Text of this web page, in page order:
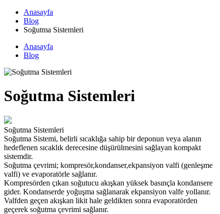
Anasayfa
Blog
Soğutma Sistemleri
Anasayfa
Blog
Soğutma Sistemleri
Soğutma Sistemleri
Soğutma Sistemi, belirli sıcaklığa sahip bir deponun veya alanın
hedeflenen sıcaklık derecesine düşürülmesini sağlayan kompakt
sistemdir.
Soğutma çevrimi; kompresör,kondanser,ekpansiyon valfi (genleşme
valfi) ve evaporatörle sağlanır.
Kompresörden çıkan soğutucu akışkan yüksek basınçla kondansere
gider. Kondanserde yoğuşma sağlanarak ekpansiyon valfe yollanır.
Valfden geçen akışkan likit hale geldikten sonra evaporatörden
geçerek soğutma çevrimi sağlanır.